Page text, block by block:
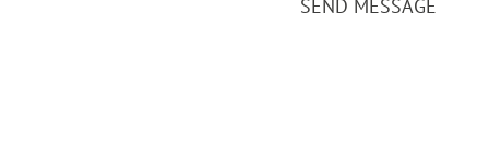
SEND MESSAGE